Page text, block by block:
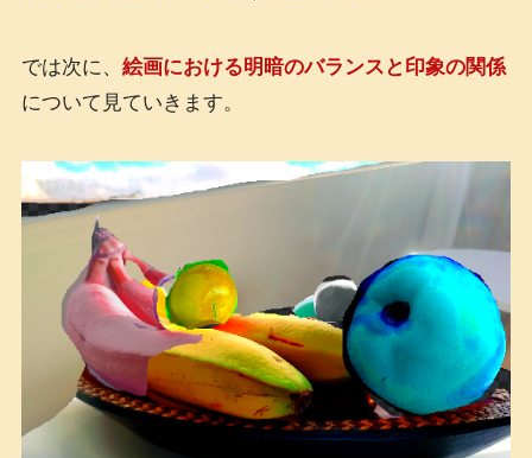
では次に、 絵画における明暗のバランスと印象の関係
について見ていきます。